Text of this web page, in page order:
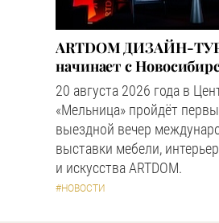
ARTDOM ДИЗАЙН-
начинает с
20 августа 2026 года в
«Мельница» пройдёт
выездной вечер
выставки мебели,
и искусства ARTDOM.
#НОВОСТИ